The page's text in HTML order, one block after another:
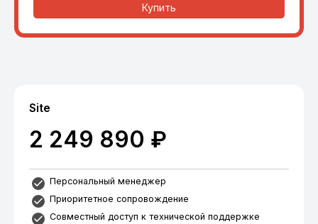
Купить
Site
2 249 890 ₽
Персональный менеджер
Приоритетное сопровождение
Совместный доступ к технической поддержке